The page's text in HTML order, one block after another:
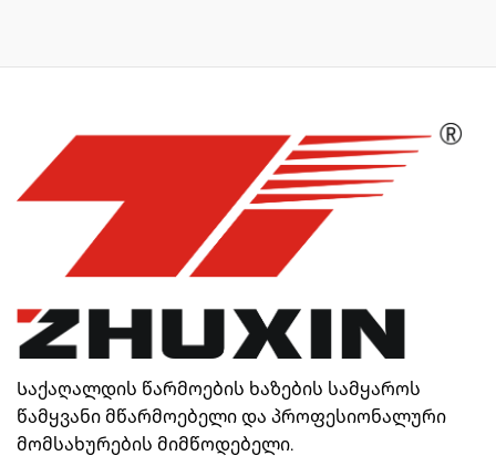
Საქაღალდის წარმოების ხაზების სამყაროს
წამყვანი მწარმოებელი და პროფესიონალური
მომსახურების მიმწოდებელი.